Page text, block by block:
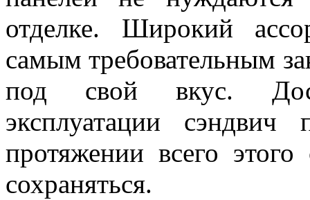
отделке. Широкий
самым требовательным
под свой вкус.
эксплуатации сэндвич
протяжении всего этого
сохраняться.